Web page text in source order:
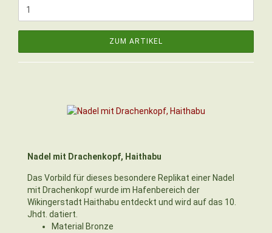
ZUM ARTIKEL
Nadel mit Drachenkopf, Haithabu
Das Vorbild für dieses besondere Replikat einer Nadel
mit Drachenkopf wurde im Hafenbereich der
Wikingerstadt Haithabu entdeckt und wird auf das 10.
Jhdt. datiert.
Material Bronze